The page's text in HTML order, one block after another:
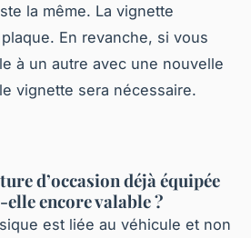
la même. La vignette
En revanche, si vous
à un autre avec une nouvelle
vignette sera nécessaire.
d’occasion déjà équipée
elle encore valable ?
est liée au véhicule et non